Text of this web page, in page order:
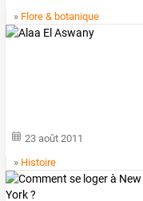
» Flore & botanique
23 août 2011
» Histoire